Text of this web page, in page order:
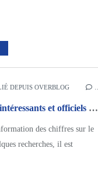
DEPUIS OVERBLOG
Quelques chiffres intéressants et officiels sur le Vaccin Covid de janvier 2022.
des chiffres sur le
recherches, il est